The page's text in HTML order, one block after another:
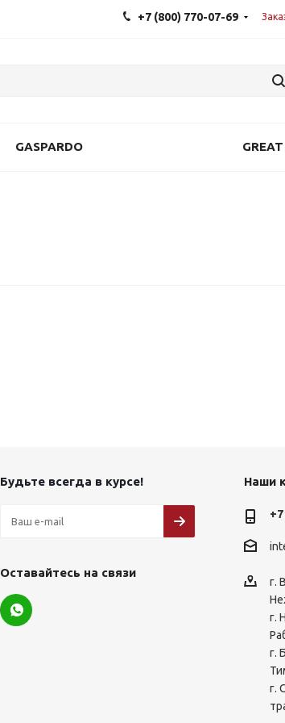
+7 (800) 770-07-69
GASPARDO
Будьте всегда в курсе!
Оставайтесь на связи
Наши
г.
г.
г.
г.